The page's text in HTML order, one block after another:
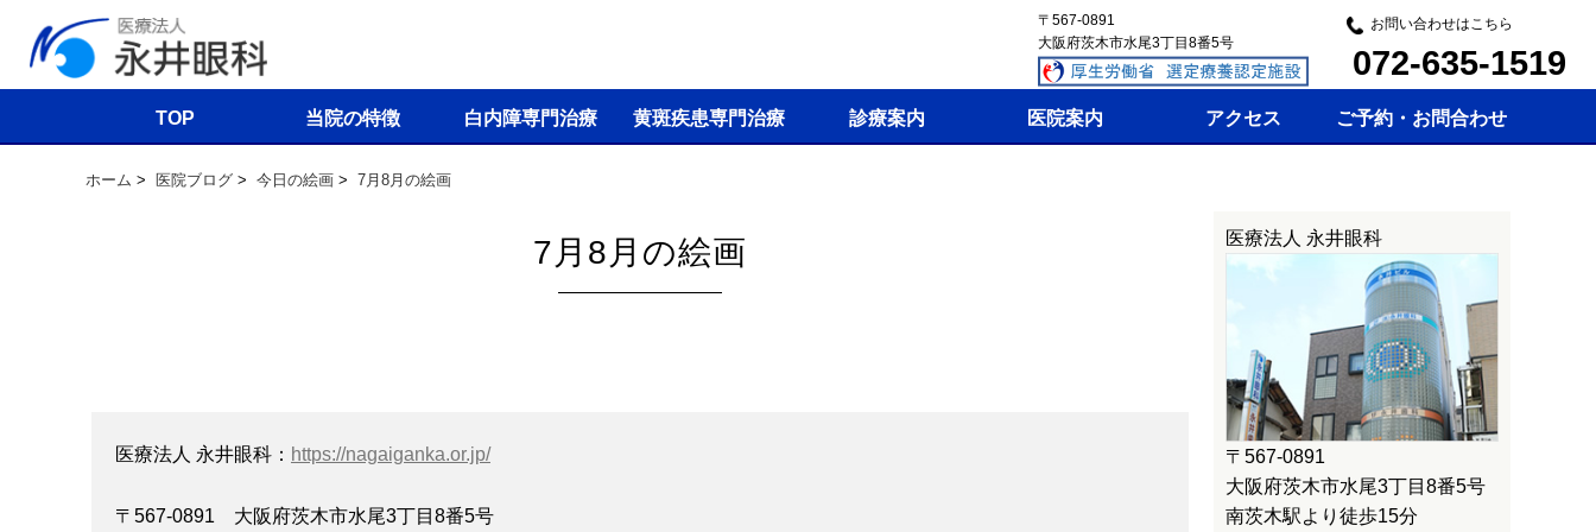
〒567-0891
大阪府茨木市水尾3丁目8番5号
お問い合わせはこちら
072-635-1519
TOP 当院の特徴 白内障専門治療 黄斑疾患専門治療 診療案内 医院案内 アクセス ご予約・お問合わせ
ホーム > 医院ブログ > 今日の絵画 > 7月8月の絵画
7月8月の絵画
医療法人 永井眼科： https://nagaiganka.or.jp/
〒567-0891 大阪府茨木市水尾3丁目8番5号
医療法人 永井眼科
〒567-0891
大阪府茨木市水尾3丁目8番5号
南茨木駅より徒歩15分